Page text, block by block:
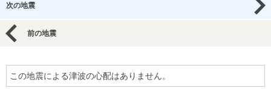
次の地震
前の地震
この地震による津波の心配はありません。